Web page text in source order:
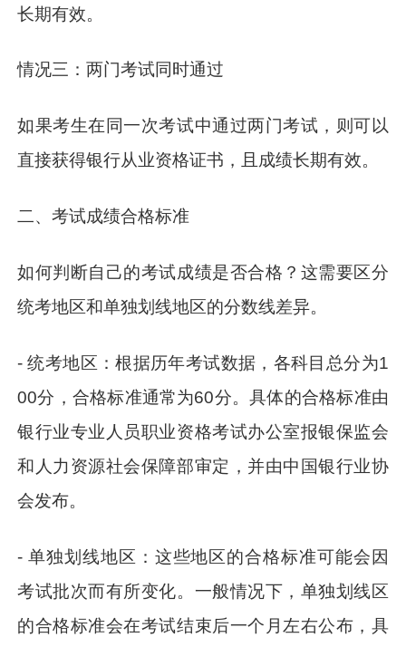
长期有效。
情况三：两门考试同时通过
如果考生在同一次考试中通过两门考试，则可以
直接获得银行从业资格证书，且成绩长期有效。
二、考试成绩合格标准
如何判断自己的考试成绩是否合格？这需要区分
统考地区和单独划线地区的分数线差异。
- 统考地区：根据历年考试数据，各科目总分为1
00分，合格标准通常为60分。具体的合格标准由
银行业专业人员职业资格考试办公室报银保监会
和人力资源社会保障部审定，并由中国银行业协
会发布。
- 单独划线地区：这些地区的合格标准可能会因
考试批次而有所变化。一般情况下，单独划线区
的合格标准会在考试结束后一个月左右公布，具